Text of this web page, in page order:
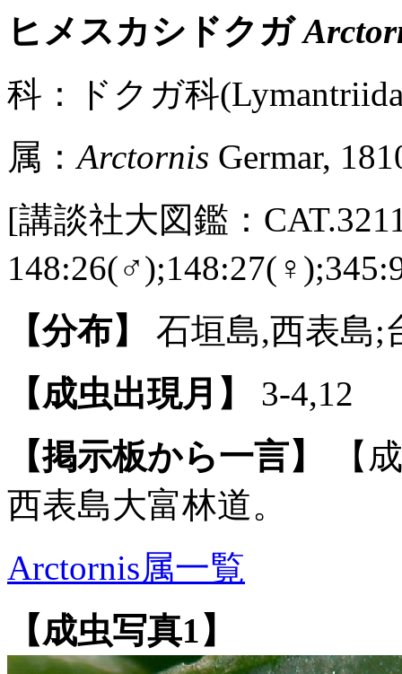
ヒメスカシドクガ
科：ドクガ科
属：Arctornis Germar,
[講談社大図鑑：
【分布】
石垣島,西表島;
【成虫出現月】
3-4,12
【掲示板から一言】
【
西表島大富林道。
Arctornis属一覧
【成虫写真1】